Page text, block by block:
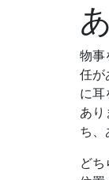
物事
任が
に耳
あり
ち、
ど